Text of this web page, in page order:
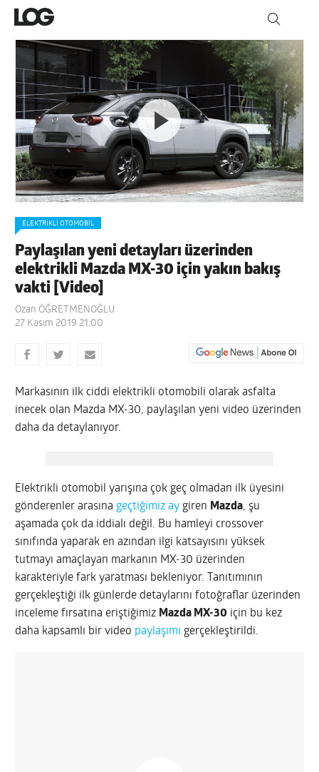
ELEKTRIKLI OTOMOBIL
Paylaşılan yeni detayları üzerinden
elektrikli Mazda MX-30 için yakın bakış
vakti [Video]
Ozan ÖĞRETMENOĞLU
27 Kasım 2019 21:00
Markasının ilk ciddi elektrikli otomobili olarak asfalta
inecek olan Mazda MX-30, paylaşılan yeni video üzerinden
daha da detaylanıyor.
Elektrikli otomobil yarışına çok geç olmadan ilk üyesini
gönderenler arasına geçtiğimiz ay giren Mazda, şu
aşamada çok da iddialı değil. Bu hamleyi crossover
sınıfında yaparak en azından ilgi katsayısını yüksek
tutmayı amaçlayan markanın MX-30 üzerinden
karakteriyle fark yaratması bekleniyor. Tanıtımının
gerçekleştiği ilk günlerde detaylarını fotoğraflar üzerinden
inceleme fırsatına eriştiğimiz Mazda MX-30 için bu kez
daha kapsamlı bir video paylaşımı gerçekleştirildi.